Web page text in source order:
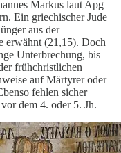
Markus laut Apg
Ein griechischer Jude
aus der
erwähnt (21,15). Doch
Unterbrechung, bis
frühchristlichen
auf Märtyrer oder
fehlen sicher
dem 4. oder 5. Jh.